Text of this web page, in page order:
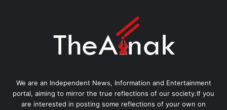
We are an Independent News, Information and Entertainment
portal, aiming to mirror the true reflections of our society.If you
are interested in posting some reflections of your own on